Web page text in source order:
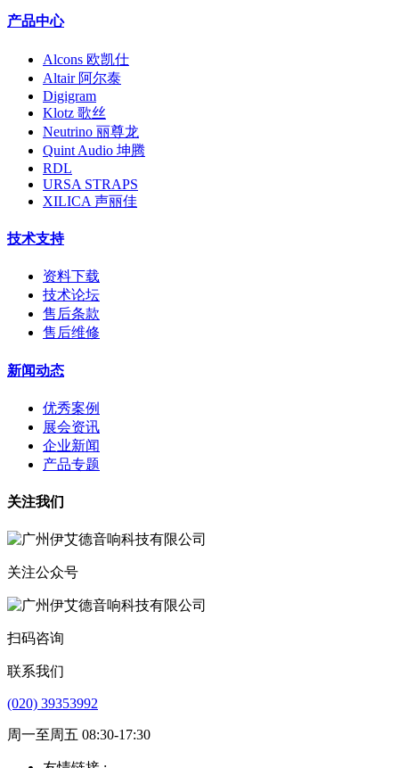
产品中心
Alcons 欧凯仕
Altair 阿尔泰
Digigram
Klotz 歌丝
Neutrino 丽尊龙
Quint Audio 坤腾
RDL
URSA STRAPS
XILICA 声丽佳
技术支持
资料下载
技术论坛
售后条款
售后维修
新闻动态
优秀案例
展会资讯
企业新闻
产品专题
关注我们
关注公众号
扫码咨询
联系我们
(020) 39353992
周一至周五 08:30-17:30